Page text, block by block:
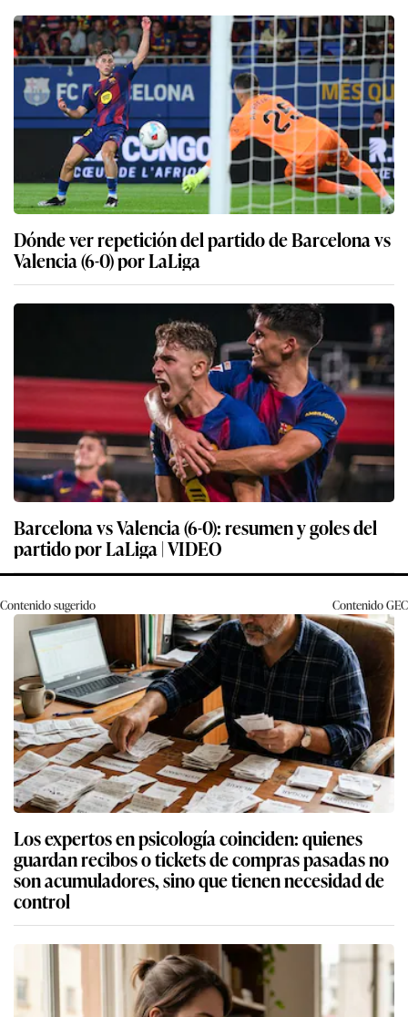
Dónde ver repetición del partido de Barcelona vs
Valencia (6-0) por LaLiga
Barcelona vs Valencia (6-0): resumen y goles del
partido por LaLiga | VIDEO
Contenido sugerido ContenidoGEC
Los expertos en psicología coinciden: quienes
guardan recibos o tickets de compras pasadas no
son acumuladores, sino que tienen necesidad de
control